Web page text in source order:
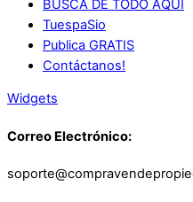
BUSCA DE TODO AQUI
TuespaSio
Publica GRATIS
Contáctanos!
Widgets
Correo Electrónico: